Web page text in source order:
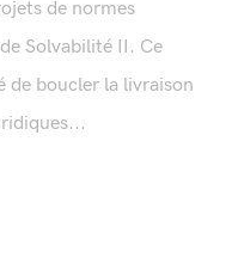
de normes
Solvabilité II. Ce
boucler la livraison